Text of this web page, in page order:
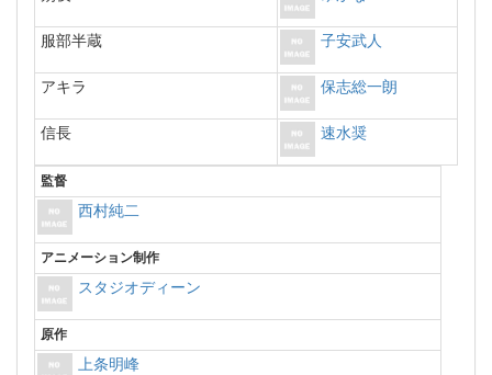
服部半蔵 子安武人
アキラ 保志総一朗
信長 速水奨
監督
西村純二
アニメーション制作
スタジオディーン
原作
上条明峰